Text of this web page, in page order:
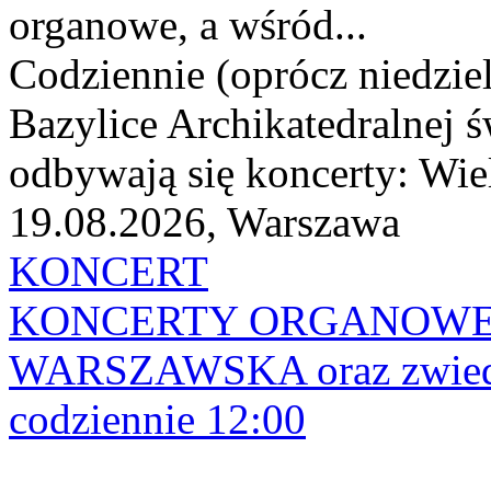
organowe, a wśród...
Codziennie (oprócz
Bazylice Archikatedralnej
odbywają się koncerty:
19.08.2026, Warszawa
KONCERT
KONCERTY
WARSZAWSKA oraz
codziennie 12:00